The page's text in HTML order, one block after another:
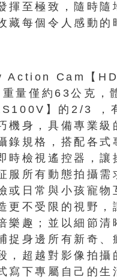
揮至極致，隨時隨
藏每個令人感動的
Action Cam【
量僅約63公克，
】的2/3 ，
機身，具備專業級
錄規格，搭配各式
時檢視遙控器，讓
服所有動態拍攝需
或日常與小孩寵物
更不受限的視野，
樂趣；並以細節
捉身邊所有新奇、
，超越對影像拍攝
寫下專屬自己的生